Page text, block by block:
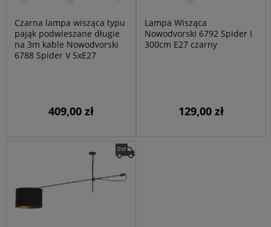
Czarna lampa wisząca typu
pająk podwieszane długie
na 3m kable Nowodvorski
6788 Spider V 5xE27
409,00 zł
Lampa Wisząca
Nowodvorski 6792 Spider I
300cm E27 czarny
129,00 zł